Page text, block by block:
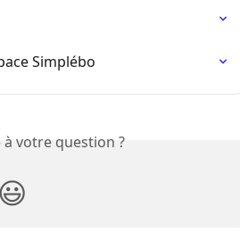
Simplébo
votre question ?
😃